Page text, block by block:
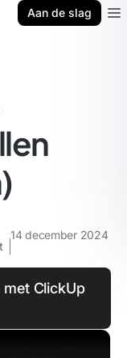
Aan de slag
14 december 2024
met ClickUp